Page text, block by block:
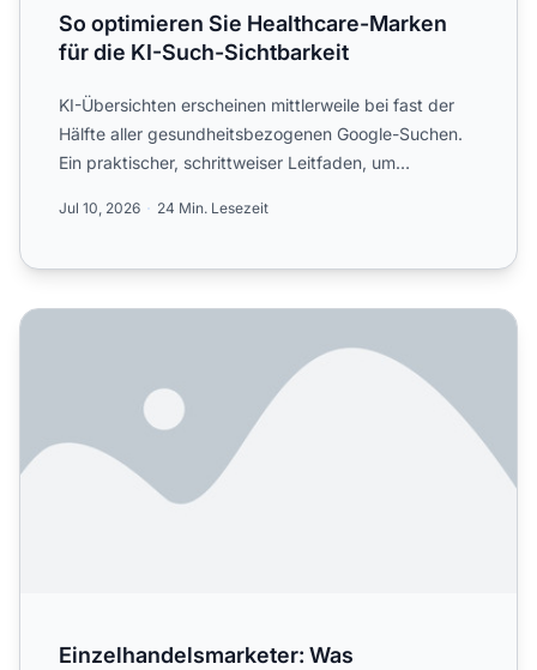
So optimieren Sie Healthcare-Marken
für die KI-Such-Sichtbarkeit
KI-Übersichten erscheinen mittlerweile bei fast der
Hälfte aller gesundheitsbezogenen Google-Suchen.
Ein praktischer, schrittweiser Leitfaden, um
Jul 10, 2026 24 Min. Lesezeit
Einzelhandelsmarketer: Was funktioniert wirklich für KI-
Einzelhandelsmarketer: Was